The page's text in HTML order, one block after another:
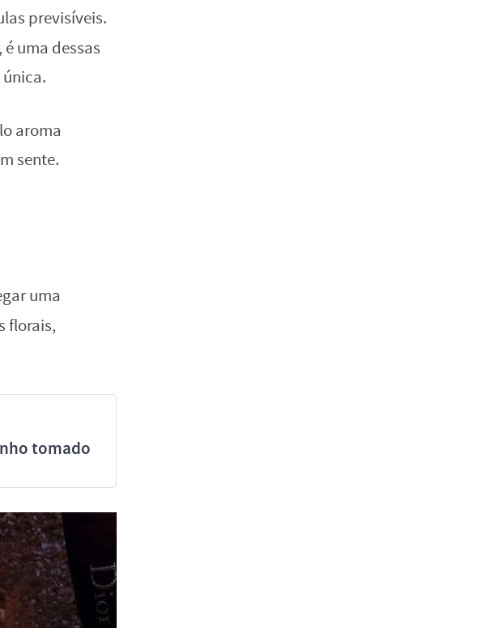
previsíveis.
, é uma dessas
aroma
sente.
uma
florais,
tomado